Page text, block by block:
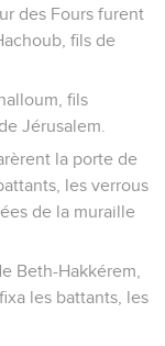
des Fours furent
fils de
fils
Jérusalem.
la porte de
les verrous
de la muraille
Beth-Hakkérem,
les battants, les